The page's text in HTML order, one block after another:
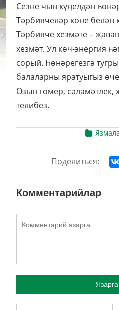
Сезне чын күңелдән
Тәрбиячеләр көне белән
Тәрбияче хезмәте –
хезмәт. Ул көч-энергия
сорый. Һөнәрегезгә
балаларны яратуыгыз
Озын гомер,
телибез.
Поделиться:
Комментарийлар
Язарга